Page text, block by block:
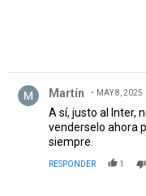
Martín MAY 8, 2025
A sí, justo al Inter,
venderselo ahora
siempre.
RESPONDER 1